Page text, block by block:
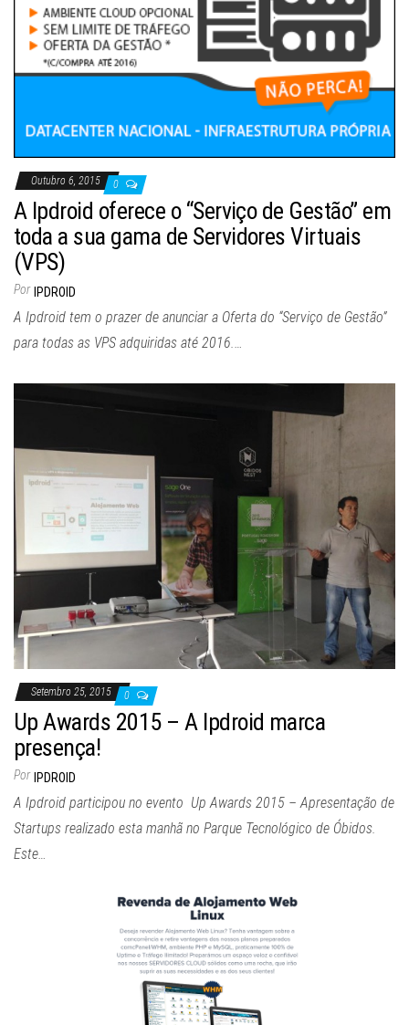
Outubro 6, 2015 0
A Ipdroid oferece o “Serviço de Gestão” em
toda a sua gama de Servidores Virtuais
(VPS)
Por IPDROID
A Ipdroid tem o prazer de anunciar a Oferta do “Serviço de Gestão”
para todas as VPS adquiridas até 2016.…
Setembro 25, 2015 0
Up Awards 2015 – A Ipdroid marca
presença!
Por IPDROID
A Ipdroid participou no evento Up Awards 2015 – Apresentação de
Startups realizado esta manhã no Parque Tecnológico de Óbidos.
Este…